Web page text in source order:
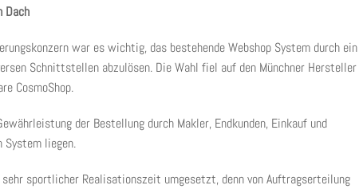
Dach
war es wichtig, das bestehende Webshop System durch ein
Schnittstellen abzulösen. Die Wahl fiel auf den Münchner Hersteller
CosmoShop.
der Bestellung durch Makler, Endkunden, Einkauf und
liegen.
sehr sportlicher Realisationszeit umgesetzt, denn von Auftragserteilung